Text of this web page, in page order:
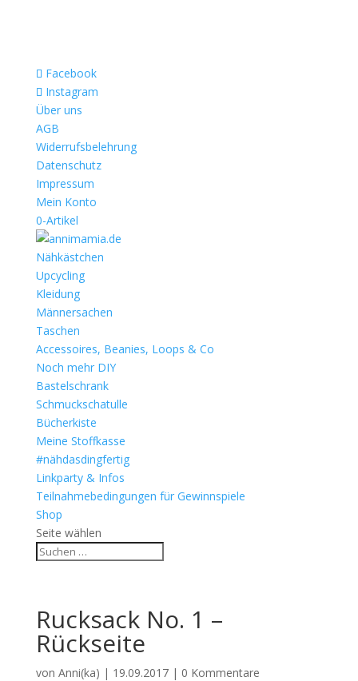
Facebook
Instagram
Über uns
AGB
Widerrufsbelehrung
Datenschutz
Impressum
Mein Konto
0-Artikel
Nähkästchen
Upcycling
Kleidung
Männersachen
Taschen
Accessoires, Beanies, Loops & Co
Noch mehr DIY
Bastelschrank
Schmuckschatulle
Bücherkiste
Meine Stoffkasse
#nähdasdingfertig
Linkparty & Infos
Teilnahmebedingungen für Gewinnspiele
Shop
Seite wählen
Rucksack No. 1 –
Rückseite
von Anni(ka) | 19.09.2017| 0 Kommentare